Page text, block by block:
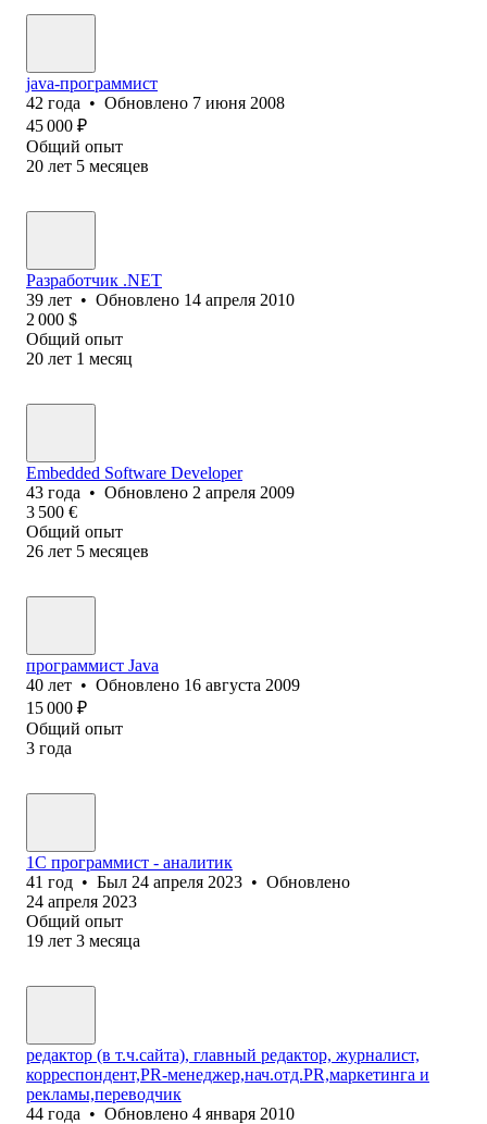
java-программист
42 года • Обновлено 7 июня 2008
45 000 ₽
Общий опыт
20 лет 5 месяцев
Разработчик .NET
39 лет • Обновлено 14 апреля 2010
2 000 $
Общий опыт
20 лет 1 месяц
Embedded Software Developer
43 года • Обновлено 2 апреля 2009
3 500 €
Общий опыт
26 лет 5 месяцев
программист Java
40 лет • Обновлено 16 августа 2009
15 000 ₽
Общий опыт
3 года
1С программист - аналитик
41 год • Был 24 апреля 2023 • Обновлено
24 апреля 2023
Общий опыт
19 лет 3 месяца
редактор (в т.ч.сайта), главный редактор, журналист,
корреспондент,PR-менеджер,нач.отд.PR,маркетинга и
рекламы,переводчик
44 года • Обновлено 4 января 2010